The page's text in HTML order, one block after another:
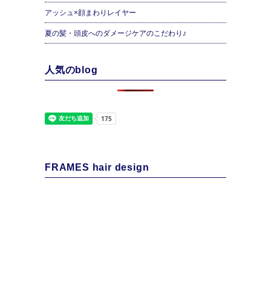
アッシュ×顔まわりレイヤー
夏の髪・頭皮へのダメージケアのこだわり♪
人気のblog
FRAMES hair design